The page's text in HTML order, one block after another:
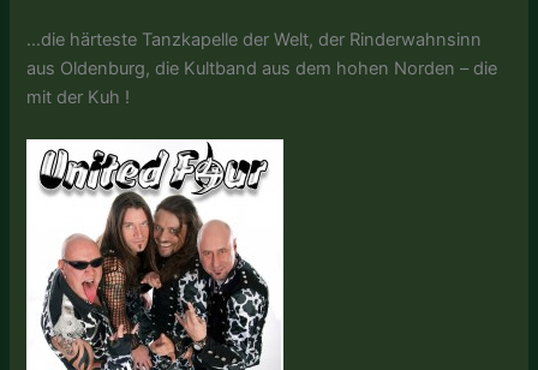
…die härteste Tanzkapelle der Welt, der Rinderwahnsinn
aus Oldenburg, die Kultband aus dem hohen Norden – die
mit der Kuh !